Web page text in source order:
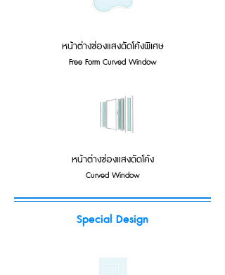
หน้าต่างช่องแสงดัดโค้งพิเศษ
Free Form Curved Window
หน้าต่างช่องแสงดัดโค้ง
Curved Window
Special Design